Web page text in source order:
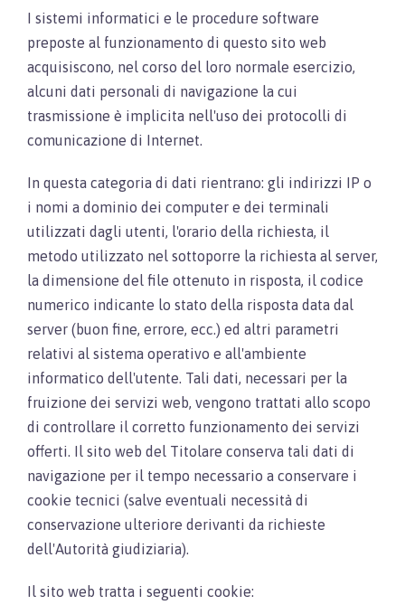
I sistemi informatici e le procedure software
preposte al funzionamento di questo sito web
acquisiscono, nel corso del loro normale esercizio,
alcuni dati personali di navigazione la cui
trasmissione è implicita nell'uso dei protocolli di
comunicazione di Internet.
In questa categoria di dati rientrano: gli indirizzi IP o
i nomi a dominio dei computer e dei terminali
utilizzati dagli utenti, l'orario della richiesta, il
metodo utilizzato nel sottoporre la richiesta al server,
la dimensione del file ottenuto in risposta, il codice
numerico indicante lo stato della risposta data dal
server (buon fine, errore, ecc.) ed altri parametri
relativi al sistema operativo e all'ambiente
informatico dell'utente. Tali dati, necessari per la
fruizione dei servizi web, vengono trattati allo scopo
di controllare il corretto funzionamento dei servizi
offerti. Il sito web del Titolare conserva tali dati di
navigazione per il tempo necessario a conservare i
cookie tecnici (salve eventuali necessità di
conservazione ulteriore derivanti da richieste
dell'Autorità giudiziaria).
Il sito web tratta i seguenti cookie: